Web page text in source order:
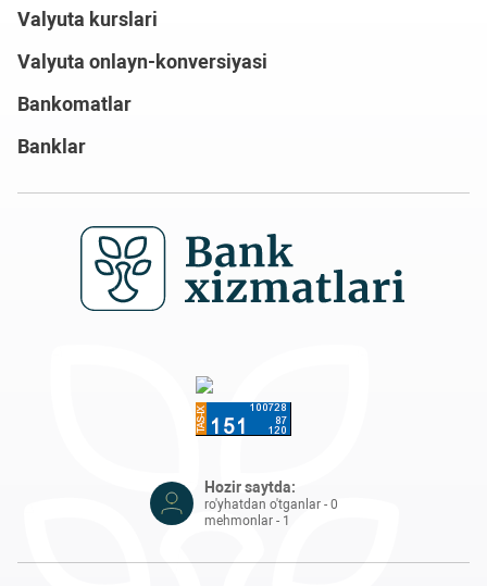
Valyuta kurslari
Valyuta onlayn-konversiyasi
Bankomatlar
Banklar
Hozir saytda:
ro'yhatdan o'tganlar - 0
mehmonlar - 1